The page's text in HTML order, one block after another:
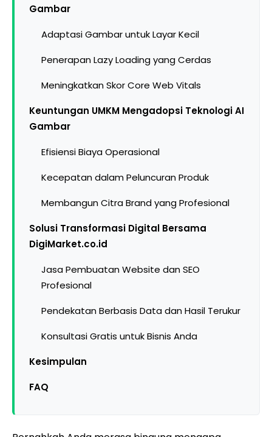
Gambar
Adaptasi Gambar untuk Layar Kecil
Penerapan Lazy Loading yang Cerdas
Meningkatkan Skor Core Web Vitals
Keuntungan UMKM Mengadopsi Teknologi AI
Gambar
Efisiensi Biaya Operasional
Kecepatan dalam Peluncuran Produk
Membangun Citra Brand yang Profesional
Solusi Transformasi Digital Bersama
DigiMarket.co.id
Jasa Pembuatan Website dan SEO
Profesional
Pendekatan Berbasis Data dan Hasil Terukur
Konsultasi Gratis untuk Bisnis Anda
Kesimpulan
FAQ